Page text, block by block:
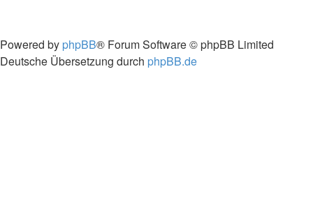
Powered by phpBB® Forum Software © phpBB Limited
Deutsche Übersetzung durch phpBB.de